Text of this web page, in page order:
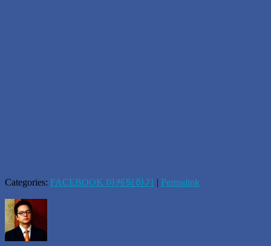
Categories: FACEBOOK 마케팅하기 | Permalink